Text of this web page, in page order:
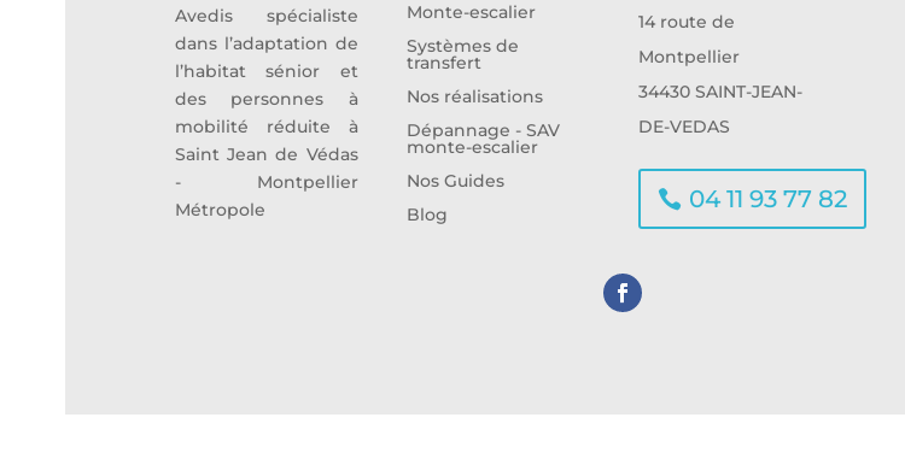
Avedis spécialiste
dans l’adaptation de
l’habitat sénior et
des personnes à
mobilité réduite à
Saint Jean de Védas
- Montpellier
Métropole
Monte-escalier
Systèmes de
transfert
Nos réalisations
Dépannage - SAV
monte-escalier
Nos Guides
Blog
14 route de
Montpellier
34430 SAINT-JEAN-
DE-VEDAS
04 11 93 77 82